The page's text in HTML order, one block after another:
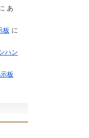
あ
板 に
ハン
板